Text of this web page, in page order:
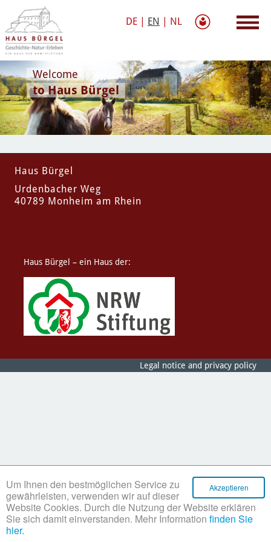
Akzeptieren
Um Ihnen den bestmöglichen Service zu
gewährleisten, verwenden wir auf dieser
Website Cookies. Durch die Nutzung der Website erklären
Sie sich damit einverstanden. Mehr Information finden Sie
hier.
DE EN NL
Welcome
to Haus Bürgel
Haus Bürgel
Urdenbacher Weg
40789 Monheim am Rhein
Haus Bürgel – ein Haus der:
Legal notice and privacy policy